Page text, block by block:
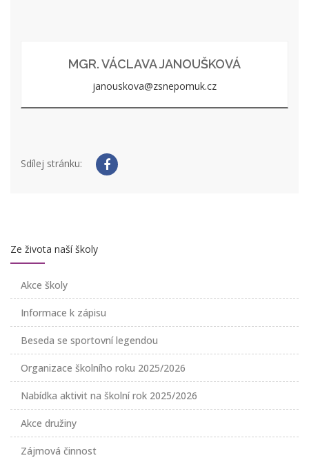
MGR. VÁCLAVA JANOUŠKOVÁ
janouskova@zsnepomuk.cz
Sdílej stránku:
Ze života naší školy
Akce školy
Informace k zápisu
Beseda se sportovní legendou
Organizace školního roku 2025/2026
Nabídka aktivit na školní rok 2025/2026
Akce družiny
Zájmová činnost